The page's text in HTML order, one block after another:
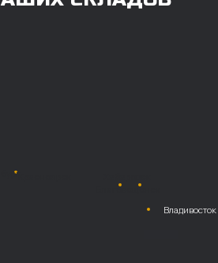
счет